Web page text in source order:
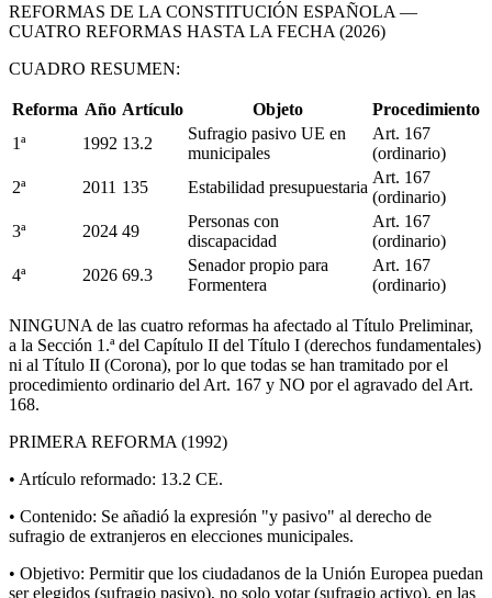
REFORMAS DE LA CONSTITUCIÓN ESPAÑOLA —
CUATRO REFORMAS HASTA LA FECHA (2026)
CUADRO RESUMEN:
Reforma Año Artículo Objeto
Procedimiento
1ª
1992 13.2
Sufragio pasivo UE en
municipales
Art. 167
(ordinario)
2ª
2011 135 Estabilidad presupuestaria
Art. 167
(ordinario)
3ª
2024 49
Personas con
discapacidad
Art. 167
(ordinario)
4ª
2026 69.3
Senador propio para
Formentera
Art. 167
(ordinario)
NINGUNA de las cuatro reformas ha afectado al Título Preliminar,
a la Sección 1.ª del Capítulo II del Título I (derechos fundamentales)
ni al Título II (Corona), por lo que todas se han tramitado por el
procedimiento ordinario del Art. 167 y NO por el agravado del Art.
168.
PRIMERA REFORMA (1992)
• Artículo reformado: 13.2 CE.
• Contenido: Se añadió la expresión "y pasivo" al derecho de
sufragio de extranjeros en elecciones municipales.
• Objetivo: Permitir que los ciudadanos de la Unión Europea puedan
ser elegidos (sufragio pasivo), no solo votar (sufragio activo), en las